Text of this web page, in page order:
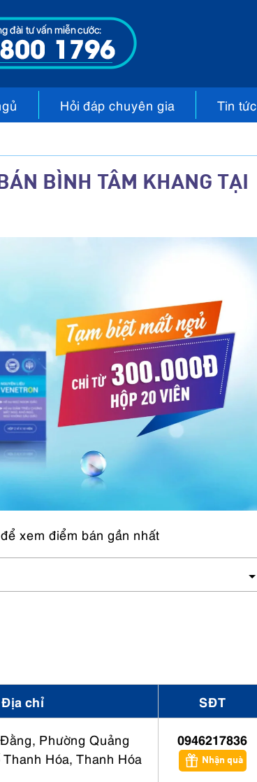
Hỏi đáp chuyên gia Tin tức
BÌNH TÂM KHANG TẠI
để xem điểm bán gần nhất
Địa chỉ SĐT
Phường Quảng
Hóa, Thanh Hóa
0946217836
Nhận quà